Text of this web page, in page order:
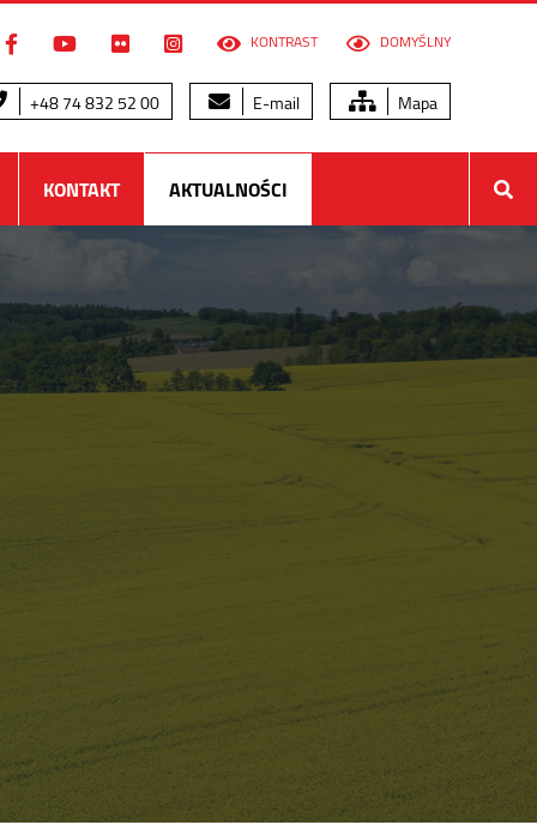
KONTRAST DOMYŚLNY
+48 74 832 52 00 E-mail Mapa
KONTAKT AKTUALNOŚCI